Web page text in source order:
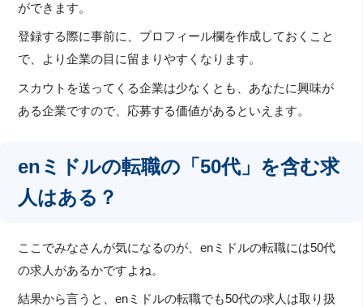
ができます。
登録する際に事前に、プロフィール欄を作成しておくこと
で、より企業の目に留まりやすくなります。
スカウトを送ってくる企業は少なくとも、あなたに興味が
ある企業ですので、応募する価値があるといえます。
enミドルの転職の「50代」を含む求
人はある？
ここでみなさんが気になるのが、enミドルの転職には50代
の求人があるかですよね。
結果から言うと、enミドルの転職でも50代の求人は取り扱